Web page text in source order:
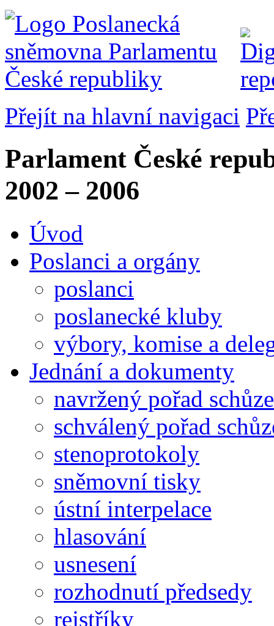
Přejít na hlavní navigaci
Parlament České
2002 – 2006
Úvod
Poslanci a orgány
poslanci
poslanecké kluby
výbory, komise a
Jednání a dokumenty
navržený pořad schůze
schválený pořad
stenoprotokoly
sněmovní tisky
ústní interpelace
hlasování
usnesení
rozhodnutí předsedy
rejstříky